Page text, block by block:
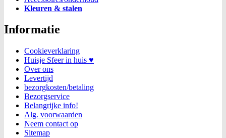
Kleuren & stalen
Informatie
Cookieverklaring
Huisje Sfeer in huis ♥
Over ons
Levertijd
bezorgkosten/betaling
Bezorgservice
Belangrijke info!
Alg. voorwaarden
Neem contact op
Sitemap